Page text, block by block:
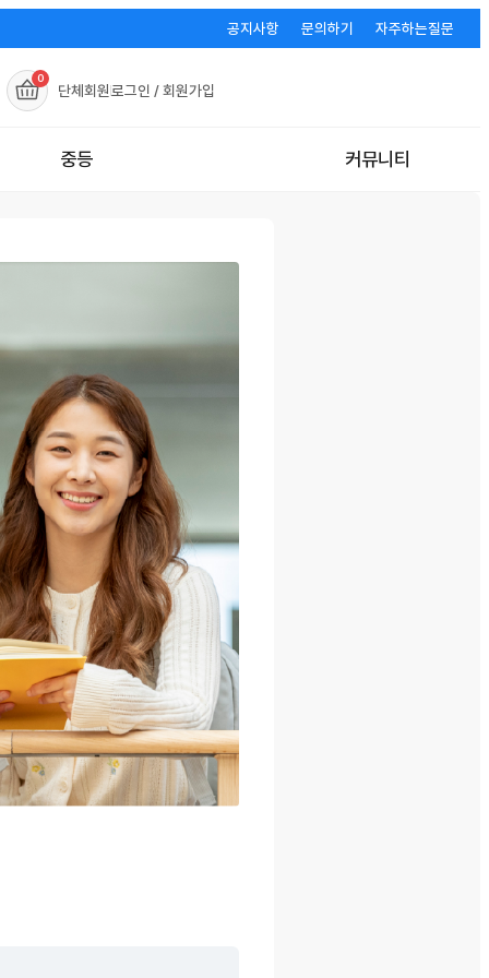
공지사항 문의하기 자주하는질문
0
단체회원로그인 / 회원가입
중등 커뮤니티